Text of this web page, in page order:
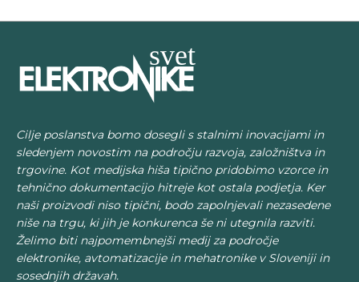
Cilje poslanstva bomo dosegli s stalnimi inovacijami in
sledenjem novostim na področju razvoja, založništva in
trgovine. Kot medijska hiša tipično pridobimo vzorce in
tehnično dokumentacijo hitreje kot ostala podjetja. Ker
naši proizvodi niso tipični, bodo zapolnjevali nezasedene
niše na trgu, ki jih je konkurenca še ni utegnila razviti.
Želimo biti najpomembnejši medij za področje
elektronike, avtomatizacije in mehatronike v Sloveniji in
sosednjih državah.